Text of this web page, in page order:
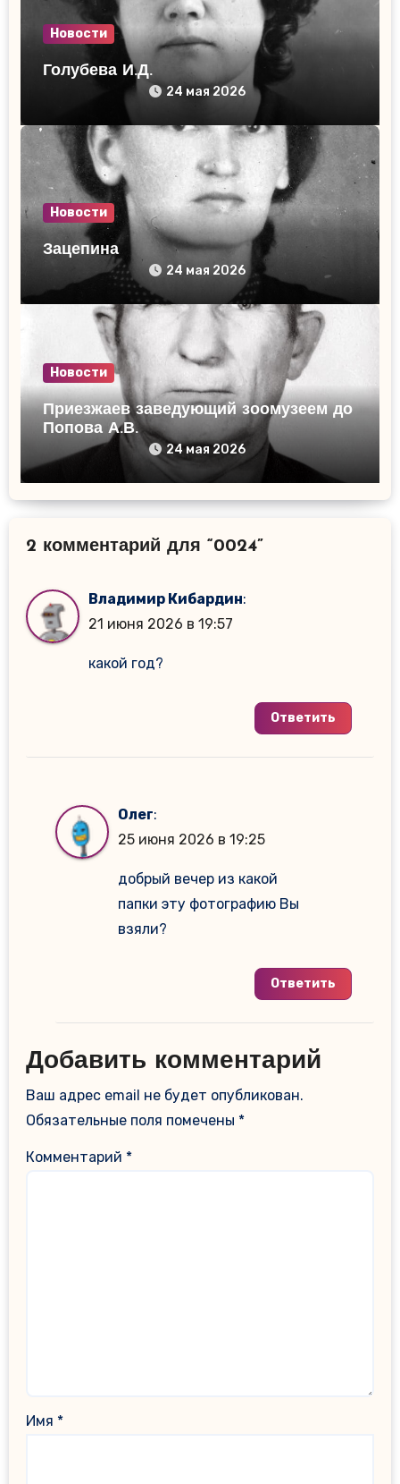
Новости
Голубева И.Д.
24 мая 2026
Новости
Зацепина
24 мая 2026
Новости
Приезжаев заведующий зоомузеем до
Попова А.В.
24 мая 2026
2 комментарий для “0024”
Владимир Кибардин:
21 июня 2026 в 19:57
какой год?
Ответить
Олег:
25 июня 2026 в 19:25
добрый вечер из какой
папки эту фотографию Вы
взяли?
Ответить
Добавить комментарий
Ваш адрес email не будет опубликован.
Обязательные поля помечены *
Комментарий *
Имя *